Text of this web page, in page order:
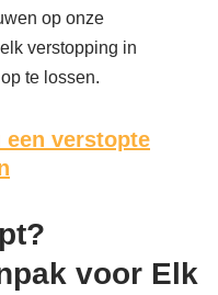
op onze
verstopping in
te lossen.
een verstopte
voor Elk